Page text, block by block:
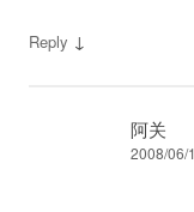
Reply ↓
阿关
2008/06/